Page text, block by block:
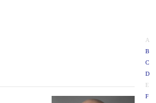
A
B
C
D
E
F